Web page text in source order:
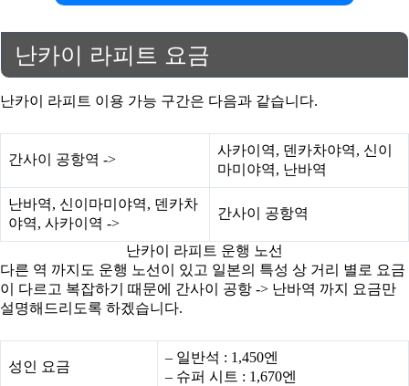
난카이 라피트 요금
난카이 라피트 이용 가능 구간은 다음과 같습니다.
간사이 공항역 ->
사카이역, 덴카차야역, 신이
마미야역, 난바역
난바역, 신이마미야역, 덴카차
야역, 사카이역 ->
간사이 공항역
난카이 라피트 운행 노선
다른 역 까지도 운행 노선이 있고 일본의 특성 상 거리 별로 요금
이 다르고 복잡하기 때문에 간사이 공항 -> 난바역 까지 요금만
설명해드리도록 하겠습니다.
성인 요금
– 일반석 : 1,450엔
– 슈퍼 시트 : 1,670엔